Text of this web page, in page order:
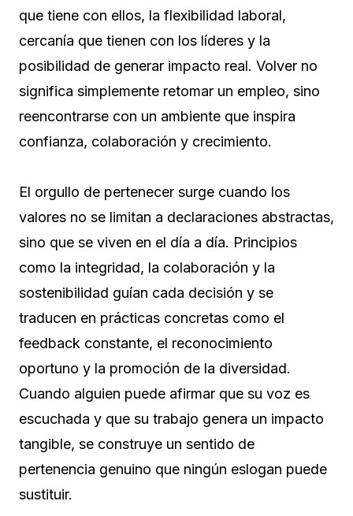
que tiene con ellos, la flexibilidad laboral,
cercanía que tienen con los líderes y la
posibilidad de generar impacto real. Volver no
significa simplemente retomar un empleo, sino
reencontrarse con un ambiente que inspira
confianza, colaboración y crecimiento.
El orgullo de pertenecer surge cuando los
valores no se limitan a declaraciones abstractas,
sino que se viven en el día a día. Principios
como la integridad, la colaboración y la
sostenibilidad guían cada decisión y se
traducen en prácticas concretas como el
feedback constante, el reconocimiento
oportuno y la promoción de la diversidad.
Cuando alguien puede afirmar que su voz es
escuchada y que su trabajo genera un impacto
tangible, se construye un sentido de
pertenencia genuino que ningún eslogan puede
sustituir.